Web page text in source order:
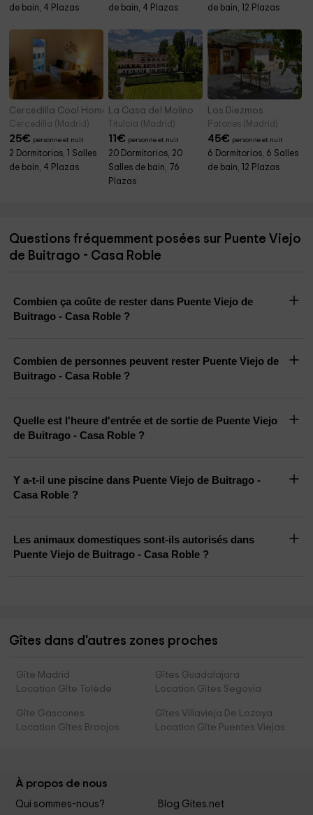
de bain, 4 Plazas
de bain, 4 Plazas
de bain, 12 Plazas
Cercedilla Cool Home - La Holandesa
Cercedilla (Madrid)
25€ personne et nuit
2 Dormitorios, 1 Salles
de bain, 4 Plazas
La Casa del Molino
Titulcia (Madrid)
11€ personne et nuit
20 Dormitorios, 20
Salles de bain, 76
Plazas
Los Diezmos
Patones (Madrid)
45€ personne et nuit
6 Dormitorios, 6 Salles
de bain, 12 Plazas
Questions fréquemment posées sur Puente Viejo
de Buitrago - Casa Roble
Combien ça coûte de rester dans Puente Viejo de
Buitrago - Casa Roble ?
Combien de personnes peuvent rester Puente Viejo de
Buitrago - Casa Roble ?
Quelle est l'heure d'entrée et de sortie de Puente Viejo
de Buitrago - Casa Roble ?
Y a-t-il une piscine dans Puente Viejo de Buitrago -
Casa Roble ?
Les animaux domestiques sont-ils autorisés dans
Puente Viejo de Buitrago - Casa Roble ?
Gîtes dans d'autres zones proches
Gîte Madrid
Gîtes Guadalajara
Location Gîte Tolède
Location Gîtes Segovia
Gîte Gascones
Gîtes Villavieja De Lozoya
Location Gîtes Braojos
Location Gîte Puentes Viejas
À propos de nous
Qui sommes-nous? Blog Gites.net